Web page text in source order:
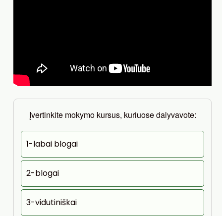
Įvertinkite mokymo kursus, kuriuose dalyvavote:
1-labai blogai
2-blogai
3-vidutiniškai